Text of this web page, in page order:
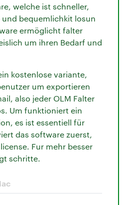
welche ist schneller,
bequemlichkit losun
ermöglicht falter
um ihren Bedarf und
kostenlose variante,
um exportieren
also jeder OLM Falter
Um funktioniert ein
es ist essentiell für
das software zuerst,
Fur mehr besser
schritte.